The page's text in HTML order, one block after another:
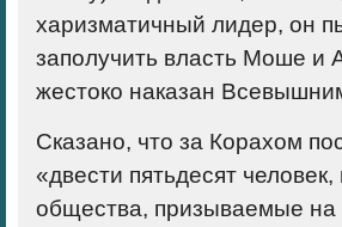
харизматичный лидер, он
заполучить власть Моше и
жестоко наказан
Сказано, что за Корахом
«двести пятьдесят
общества, призываемые на